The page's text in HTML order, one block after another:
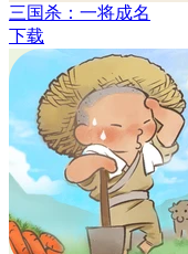
三国杀：一将成名
下载